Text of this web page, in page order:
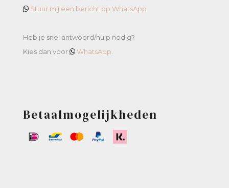
Stuur mij een bericht op WhatsApp
Heb je snel antwoord/hulp nodig?
Kies dan voor
WhatsApp
Betaalmogelijkheden